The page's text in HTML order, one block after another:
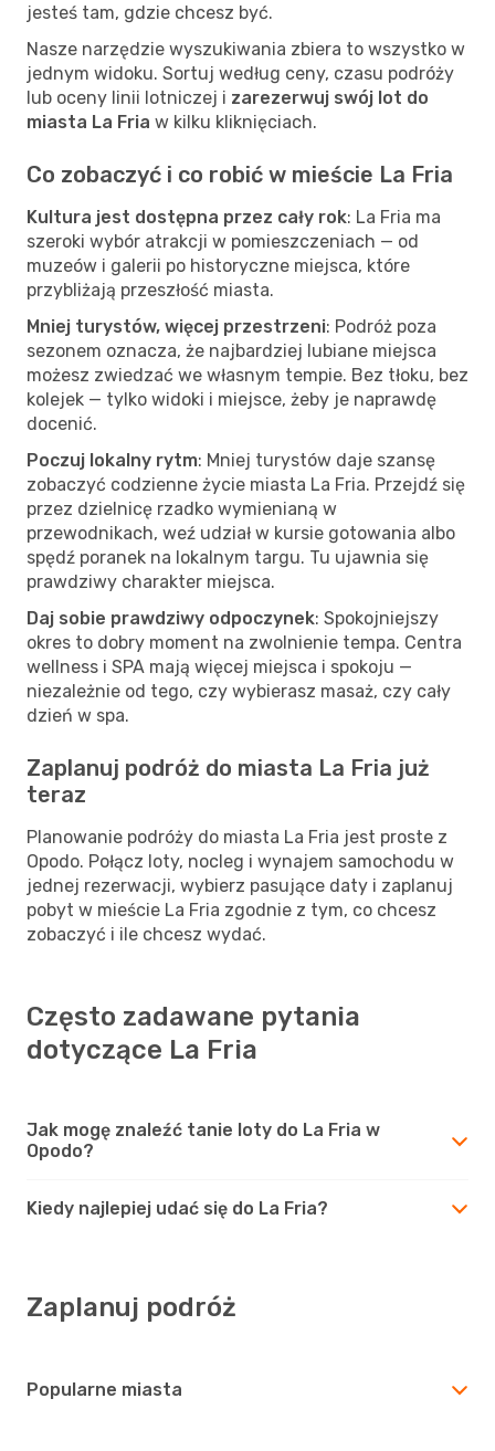
jesteś tam, gdzie chcesz być.
Nasze narzędzie wyszukiwania zbiera to wszystko w
jednym widoku. Sortuj według ceny, czasu podróży
lub oceny linii lotniczej i zarezerwuj swój lot do
miasta La Fria w kilku kliknięciach.
Co zobaczyć i co robić w mieście La Fria
Kultura jest dostępna przez cały rok: La Fria ma
szeroki wybór atrakcji w pomieszczeniach — od
muzeów i galerii po historyczne miejsca, które
przybliżają przeszłość miasta.
Mniej turystów, więcej przestrzeni: Podróż poza
sezonem oznacza, że najbardziej lubiane miejsca
możesz zwiedzać we własnym tempie. Bez tłoku, bez
kolejek — tylko widoki i miejsce, żeby je naprawdę
docenić.
Poczuj lokalny rytm: Mniej turystów daje szansę
zobaczyć codzienne życie miasta La Fria. Przejdź się
przez dzielnicę rzadko wymienianą w
przewodnikach, weź udział w kursie gotowania albo
spędź poranek na lokalnym targu. Tu ujawnia się
prawdziwy charakter miejsca.
Daj sobie prawdziwy odpoczynek: Spokojniejszy
okres to dobry moment na zwolnienie tempa. Centra
wellness i SPA mają więcej miejsca i spokoju —
niezależnie od tego, czy wybierasz masaż, czy cały
dzień w spa.
Zaplanuj podróż do miasta La Fria już
teraz
Planowanie podróży do miasta La Fria jest proste z
Opodo. Połącz loty, nocleg i wynajem samochodu w
jednej rezerwacji, wybierz pasujące daty i zaplanuj
pobyt w mieście La Fria zgodnie z tym, co chcesz
zobaczyć i ile chcesz wydać.
Często zadawane pytania
dotyczące La Fria
Jak mogę znaleźć tanie loty do La Fria w
Opodo?
Kiedy najlepiej udać się do La Fria?
Zaplanuj podróż
Popularne miasta